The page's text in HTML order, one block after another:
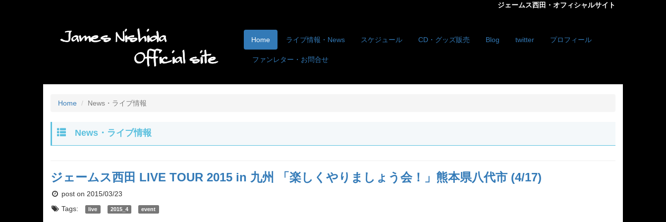
ジェームス西田・オフィシャルサイト
Home ライブ情報・News スケジュール CD・グッズ販売 Blog twitter プロフィール
ファンレター・お問合せ
Home News・ライブ情報
News・ライブ情報
ジェームス西田 LIVE TOUR 2015 in 九州 「楽しくやりましょう会！」熊本県八代市 (4/17)
post on 2015/03/23
Tags:
live 2015_4 event